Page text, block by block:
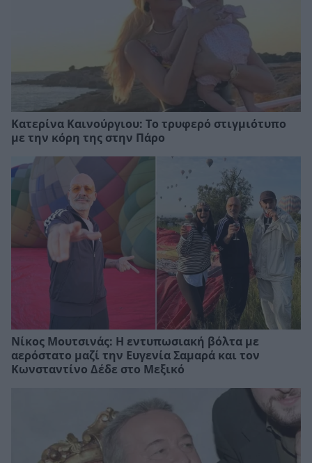
Κατερίνα Καινούργιου: Το τρυφερό στιγμιότυπο
με την κόρη της στην Πάρο
Νίκος Μουτσινάς: Η εντυπωσιακή βόλτα με
αερόστατο μαζί την Ευγενία Σαμαρά και τον
Κωνσταντίνο Δέδε στο Μεξικό